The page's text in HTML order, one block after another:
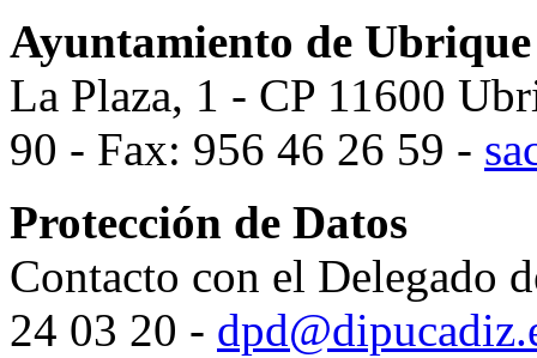
Ayuntamiento de Ubrique
La Plaza, 1 - CP 11600
90 - Fax: 956 46 26 59 -
Protección de Datos
Contacto con el Delegado
24 03 20 -